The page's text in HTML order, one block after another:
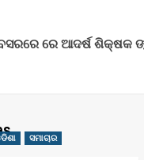
ରେ ଆଦର୍ଷ ଶିକ୍ଷକ
ସମାଚାର